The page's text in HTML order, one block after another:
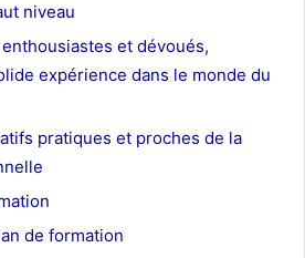
niveau
et dévoués,
expérience dans le monde du
pratiques et proches de la
de formation